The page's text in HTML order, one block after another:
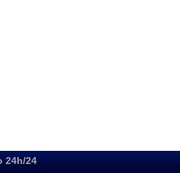
24h/24